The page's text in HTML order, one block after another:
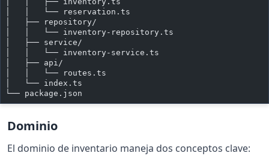
│   │   └── reservation.ts
│   ├── repository/
│   │   └── inventory-repository.ts
│   ├── service/
│   │   └── inventory-service.ts
│   ├── api/
│   │   └── routes.ts
│   └── index.ts
└── package.json
Dominio
El dominio de inventario maneja dos conceptos clave: